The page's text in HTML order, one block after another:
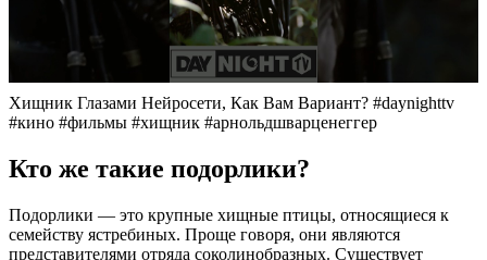
Хищник Глазами Нейросети, Как Вам Вариант? #daynighttv
#кино #фильмы #хищник #арнольдшварценеггер
Кто же такие подорлики?
Подорлики — это крупные хищные птицы, относящиеся к
семейству ястребиных. Проще говоря, они являются
представителями отряда соколинобразных. Существует